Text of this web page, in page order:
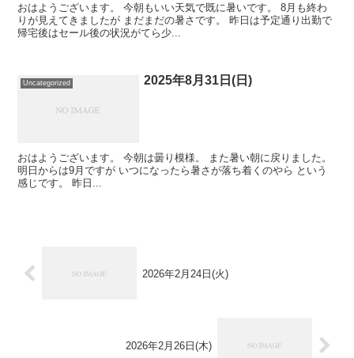
おはようございます。 今朝もいい天気で既に暑いです。 8月も終わ
りが見えてきましたが まだまだの暑さです。 昨日は予定通り出勤で
帰宅後はセール後の状況がてら少...
Uncategorized 2025年8月31日(日)
おはようございます。 今朝は曇り模様。 また暑い朝に戻りました。
明日からは9月ですが いつになったら暑さが落ち着くのやら という
感じです。 昨日...
2026年2月24日(火)
2026年2月26日(木)